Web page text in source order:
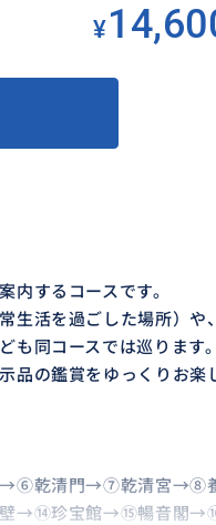
¥
内するコースです。
生活を過ごした場所）や、
も同コースでは巡ります。
品の鑑賞をゆっくりお楽
→⑥乾清門→⑦乾清宮→⑧
→⑭珍宝館→⑮暢音閣